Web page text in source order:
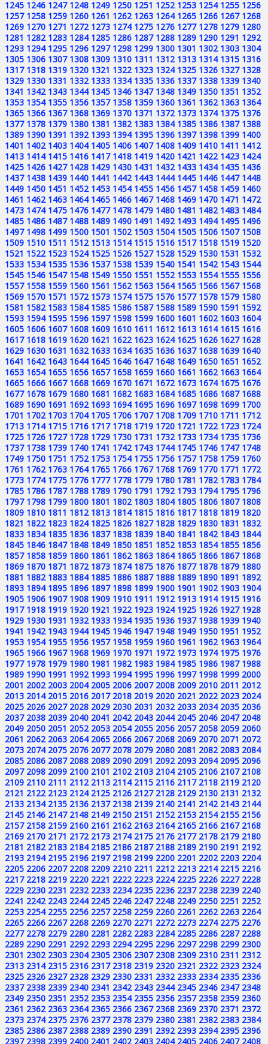
1245 1246 1247 1248 1249 1250 1251 1252 1253 1254 1255 1256
1257 1258 1259 1260 1261 1262 1263 1264 1265 1266 1267 1268
1269 1270 1271 1272 1273 1274 1275 1276 1277 1278 1279 1280
1281 1282 1283 1284 1285 1286 1287 1288 1289 1290 1291 1292
1293 1294 1295 1296 1297 1298 1299 1300 1301 1302 1303 1304
1305 1306 1307 1308 1309 1310 1311 1312 1313 1314 1315 1316
1317 1318 1319 1320 1321 1322 1323 1324 1325 1326 1327 1328
1329 1330 1331 1332 1333 1334 1335 1336 1337 1338 1339 1340
1341 1342 1343 1344 1345 1346 1347 1348 1349 1350 1351 1352
1353 1354 1355 1356 1357 1358 1359 1360 1361 1362 1363 1364
1365 1366 1367 1368 1369 1370 1371 1372 1373 1374 1375 1376
1377 1378 1379 1380 1381 1382 1383 1384 1385 1386 1387 1388
1389 1390 1391 1392 1393 1394 1395 1396 1397 1398 1399 1400
1401 1402 1403 1404 1405 1406 1407 1408 1409 1410 1411 1412
1413 1414 1415 1416 1417 1418 1419 1420 1421 1422 1423 1424
1425 1426 1427 1428 1429 1430 1431 1432 1433 1434 1435 1436
1437 1438 1439 1440 1441 1442 1443 1444 1445 1446 1447 1448
1449 1450 1451 1452 1453 1454 1455 1456 1457 1458 1459 1460
1461 1462 1463 1464 1465 1466 1467 1468 1469 1470 1471 1472
1473 1474 1475 1476 1477 1478 1479 1480 1481 1482 1483 1484
1485 1486 1487 1488 1489 1490 1491 1492 1493 1494 1495 1496
1497 1498 1499 1500 1501 1502 1503 1504 1505 1506 1507 1508
1509 1510 1511 1512 1513 1514 1515 1516 1517 1518 1519 1520
1521 1522 1523 1524 1525 1526 1527 1528 1529 1530 1531 1532
1533 1534 1535 1536 1537 1538 1539 1540 1541 1542 1543 1544
1545 1546 1547 1548 1549 1550 1551 1552 1553 1554 1555 1556
1557 1558 1559 1560 1561 1562 1563 1564 1565 1566 1567 1568
1569 1570 1571 1572 1573 1574 1575 1576 1577 1578 1579 1580
1581 1582 1583 1584 1585 1586 1587 1588 1589 1590 1591 1592
1593 1594 1595 1596 1597 1598 1599 1600 1601 1602 1603 1604
1605 1606 1607 1608 1609 1610 1611 1612 1613 1614 1615 1616
1617 1618 1619 1620 1621 1622 1623 1624 1625 1626 1627 1628
1629 1630 1631 1632 1633 1634 1635 1636 1637 1638 1639 1640
1641 1642 1643 1644 1645 1646 1647 1648 1649 1650 1651 1652
1653 1654 1655 1656 1657 1658 1659 1660 1661 1662 1663 1664
1665 1666 1667 1668 1669 1670 1671 1672 1673 1674 1675 1676
1677 1678 1679 1680 1681 1682 1683 1684 1685 1686 1687 1688
1689 1690 1691 1692 1693 1694 1695 1696 1697 1698 1699 1700
1701 1702 1703 1704 1705 1706 1707 1708 1709 1710 1711 1712
1713 1714 1715 1716 1717 1718 1719 1720 1721 1722 1723 1724
1725 1726 1727 1728 1729 1730 1731 1732 1733 1734 1735 1736
1737 1738 1739 1740 1741 1742 1743 1744 1745 1746 1747 1748
1749 1750 1751 1752 1753 1754 1755 1756 1757 1758 1759 1760
1761 1762 1763 1764 1765 1766 1767 1768 1769 1770 1771 1772
1773 1774 1775 1776 1777 1778 1779 1780 1781 1782 1783 1784
1785 1786 1787 1788 1789 1790 1791 1792 1793 1794 1795 1796
1797 1798 1799 1800 1801 1802 1803 1804 1805 1806 1807 1808
1809 1810 1811 1812 1813 1814 1815 1816 1817 1818 1819 1820
1821 1822 1823 1824 1825 1826 1827 1828 1829 1830 1831 1832
1833 1834 1835 1836 1837 1838 1839 1840 1841 1842 1843 1844
1845 1846 1847 1848 1849 1850 1851 1852 1853 1854 1855 1856
1857 1858 1859 1860 1861 1862 1863 1864 1865 1866 1867 1868
1869 1870 1871 1872 1873 1874 1875 1876 1877 1878 1879 1880
1881 1882 1883 1884 1885 1886 1887 1888 1889 1890 1891 1892
1893 1894 1895 1896 1897 1898 1899 1900 1901 1902 1903 1904
1905 1906 1907 1908 1909 1910 1911 1912 1913 1914 1915 1916
1917 1918 1919 1920 1921 1922 1923 1924 1925 1926 1927 1928
1929 1930 1931 1932 1933 1934 1935 1936 1937 1938 1939 1940
1941 1942 1943 1944 1945 1946 1947 1948 1949 1950 1951 1952
1953 1954 1955 1956 1957 1958 1959 1960 1961 1962 1963 1964
1965 1966 1967 1968 1969 1970 1971 1972 1973 1974 1975 1976
1977 1978 1979 1980 1981 1982 1983 1984 1985 1986 1987 1988
1989 1990 1991 1992 1993 1994 1995 1996 1997 1998 1999 2000
2001 2002 2003 2004 2005 2006 2007 2008 2009 2010 2011 2012
2013 2014 2015 2016 2017 2018 2019 2020 2021 2022 2023 2024
2025 2026 2027 2028 2029 2030 2031 2032 2033 2034 2035 2036
2037 2038 2039 2040 2041 2042 2043 2044 2045 2046 2047 2048
2049 2050 2051 2052 2053 2054 2055 2056 2057 2058 2059 2060
2061 2062 2063 2064 2065 2066 2067 2068 2069 2070 2071 2072
2073 2074 2075 2076 2077 2078 2079 2080 2081 2082 2083 2084
2085 2086 2087 2088 2089 2090 2091 2092 2093 2094 2095 2096
2097 2098 2099 2100 2101 2102 2103 2104 2105 2106 2107 2108
2109 2110 2111 2112 2113 2114 2115 2116 2117 2118 2119 2120
2121 2122 2123 2124 2125 2126 2127 2128 2129 2130 2131 2132
2133 2134 2135 2136 2137 2138 2139 2140 2141 2142 2143 2144
2145 2146 2147 2148 2149 2150 2151 2152 2153 2154 2155 2156
2157 2158 2159 2160 2161 2162 2163 2164 2165 2166 2167 2168
2169 2170 2171 2172 2173 2174 2175 2176 2177 2178 2179 2180
2181 2182 2183 2184 2185 2186 2187 2188 2189 2190 2191 2192
2193 2194 2195 2196 2197 2198 2199 2200 2201 2202 2203 2204
2205 2206 2207 2208 2209 2210 2211 2212 2213 2214 2215 2216
2217 2218 2219 2220 2221 2222 2223 2224 2225 2226 2227 2228
2229 2230 2231 2232 2233 2234 2235 2236 2237 2238 2239 2240
2241 2242 2243 2244 2245 2246 2247 2248 2249 2250 2251 2252
2253 2254 2255 2256 2257 2258 2259 2260 2261 2262 2263 2264
2265 2266 2267 2268 2269 2270 2271 2272 2273 2274 2275 2276
2277 2278 2279 2280 2281 2282 2283 2284 2285 2286 2287 2288
2289 2290 2291 2292 2293 2294 2295 2296 2297 2298 2299 2300
2301 2302 2303 2304 2305 2306 2307 2308 2309 2310 2311 2312
2313 2314 2315 2316 2317 2318 2319 2320 2321 2322 2323 2324
2325 2326 2327 2328 2329 2330 2331 2332 2333 2334 2335 2336
2337 2338 2339 2340 2341 2342 2343 2344 2345 2346 2347 2348
2349 2350 2351 2352 2353 2354 2355 2356 2357 2358 2359 2360
2361 2362 2363 2364 2365 2366 2367 2368 2369 2370 2371 2372
2373 2374 2375 2376 2377 2378 2379 2380 2381 2382 2383 2384
2385 2386 2387 2388 2389 2390 2391 2392 2393 2394 2395 2396
2397 2398 2399 2400 2401 2402 2403 2404 2405 2406 2407 2408